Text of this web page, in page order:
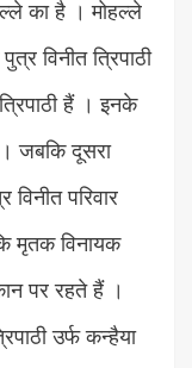
का है । मोहल्ले
विनीत त्रिपाठी
हैं । इनके
जबकि दूसरा
परिवार
मृतक विनायक
पर रहते हैं ।
उर्फ कन्हैया